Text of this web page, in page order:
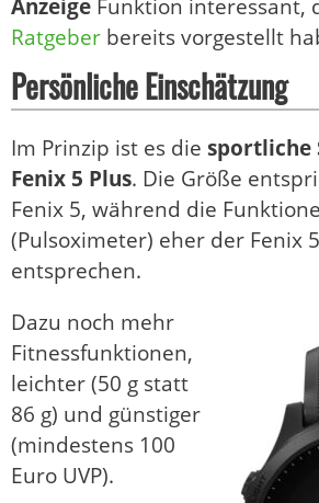
Anzeige Funktion interessant,
Ratgeber bereits vorgestellt
Persönliche Einschätzung
Im Prinzip ist es die sportliche
Fenix 5 Plus. Die Größe
Fenix 5, während die
(Pulsoximeter) eher der Fenix
entsprechen.
Dazu noch mehr
Fitnessfunktionen,
leichter (50 g statt
86 g) und günstiger
(mindestens 100
Euro UVP).